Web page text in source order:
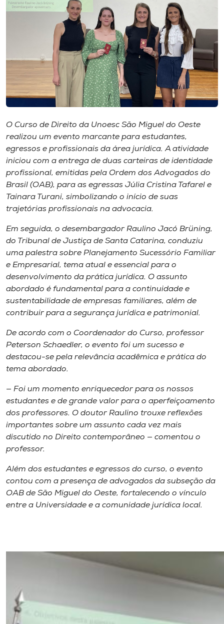
Biblioteca
Museu
Store
Selecione
o idioma
A+
O Curso de Direito da Unoesc São Miguel do Oeste
realizou um evento marcante para estudantes,
egressos e profissionais da área jurídica. A atividade
iniciou com a entrega de duas carteiras de identidade
profissional, emitidas pela Ordem dos Advogados do
Brasil (OAB), para as egressas Júlia Cristina Tafarel e
Tainara Turani, simbolizando o início de suas
trajetórias profissionais na advocacia.
Em seguida, o desembargador Raulino Jacó Brüning,
do Tribunal de Justiça de Santa Catarina, conduziu
uma palestra sobre Planejamento Sucessório Familiar
e Empresarial, tema atual e essencial para o
desenvolvimento da prática jurídica. O assunto
abordado é fundamental para a continuidade e
sustentabilidade de empresas familiares, além de
contribuir para a segurança jurídica e patrimonial.
De acordo com o Coordenador do Curso, professor
Peterson Schaedler, o evento foi um sucesso e
destacou-se pela relevância acadêmica e prática do
tema abordado.
— Foi um momento enriquecedor para os nossos
estudantes e de grande valor para o aperfeiçoamento
dos professores. O doutor Raulino trouxe reflexões
importantes sobre um assunto cada vez mais
discutido no Direito contemporâneo — comentou o
professor.
Além dos estudantes e egressos do curso, o evento
contou com a presença de advogados da subseção da
OAB de São Miguel do Oeste, fortalecendo o vínculo
entre a Universidade e a comunidade jurídica local.